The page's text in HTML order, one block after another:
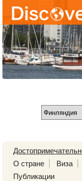
О стране
Виза
Публикации